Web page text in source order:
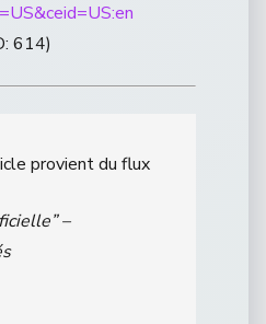
614)
provient du flux
–